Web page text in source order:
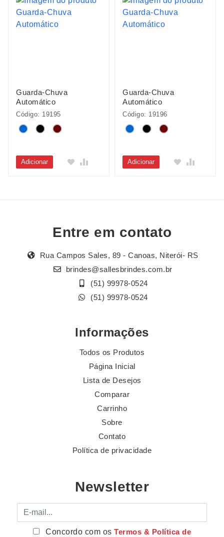
Guarda-Chuva
Automático
Código: 19195
Adicionar
Guarda-Chuva
Automático
Código: 19196
Adicionar
Entre em contato
Rua Campos Sales, 89 - Canoas, Niterói- RS
brindes@sallesbrindes.com.br
(51) 99978-0524
(51) 99978-0524
Informações
Todos os Produtos
Página Inicial
Lista de Desejos
Comparar
Carrinho
Sobre
Contato
Política de privacidade
Newsletter
E-mail
Concordo com osTermos & Política de